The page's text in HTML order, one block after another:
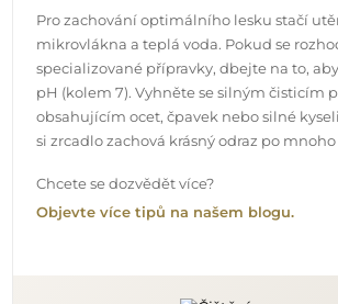
Pro zachování optimálního lesku stačí
mikrovlákna a teplá voda. Pokud se
specializované přípravky, dbejte na to,
pH (kolem 7). Vyhněte se silným čisticím
obsahujícím ocet, čpavek nebo silné
si zrcadlo zachová krásný odraz po mnoho
Chcete se dozvědět více?
Objevte více tipů na našem blogu.